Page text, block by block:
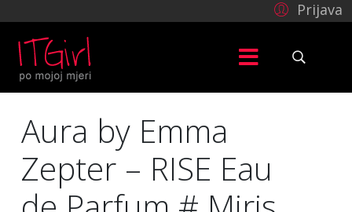
Prijava
Aura by Emma
Zepter – RISE Eau